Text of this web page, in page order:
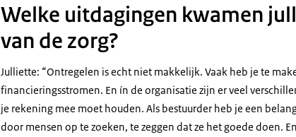
Welke uitdagingen kwamen
van de zorg?
Julliette: Ontregelen is echt niet makkelijk. Vaak heb je te
financieringsstromen. En ín de organisatie zijn er veel
je rekening mee moet houden. Als bestuurder heb je een
door mensen op te zoeken, te zeggen dat ze het goede doen.